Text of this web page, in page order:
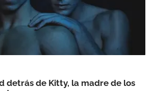
detrás de Kitty, la madre de los